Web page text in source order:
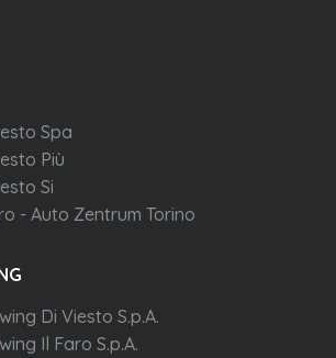
Spa
Più
Si
- Auto Zentrum Torino
Di Viesto S.p.A.
Il Faro S.p.A.